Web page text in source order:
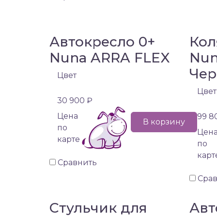
Автокресло 0+
Nuna ARRA FLEX
Цвет
30 900 ₽
Цена
по
карте
В корзину
Сравнить
Цвет
99
по
Стульчик для